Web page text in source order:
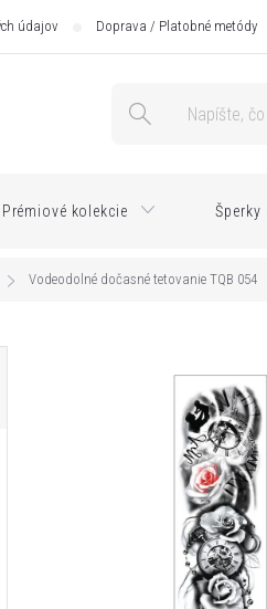
údajov Doprava / Platobné metódy
Prémiové kolekcie Šperky
Vodeodolné dočasné tetovanie TQB 054